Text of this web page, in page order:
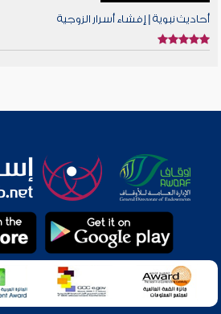
أحاديث نبوية | إفشاء أسرار الزوجية